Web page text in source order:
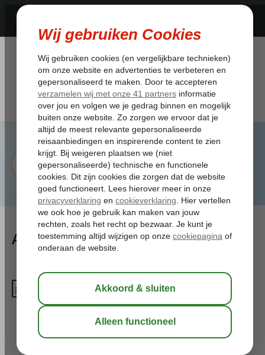
Artikelen Tagged:in verwachting
Tot wanneer mag ik vliegen
tijdens mijn zwangerschap
met/zonder doktersverklaring?